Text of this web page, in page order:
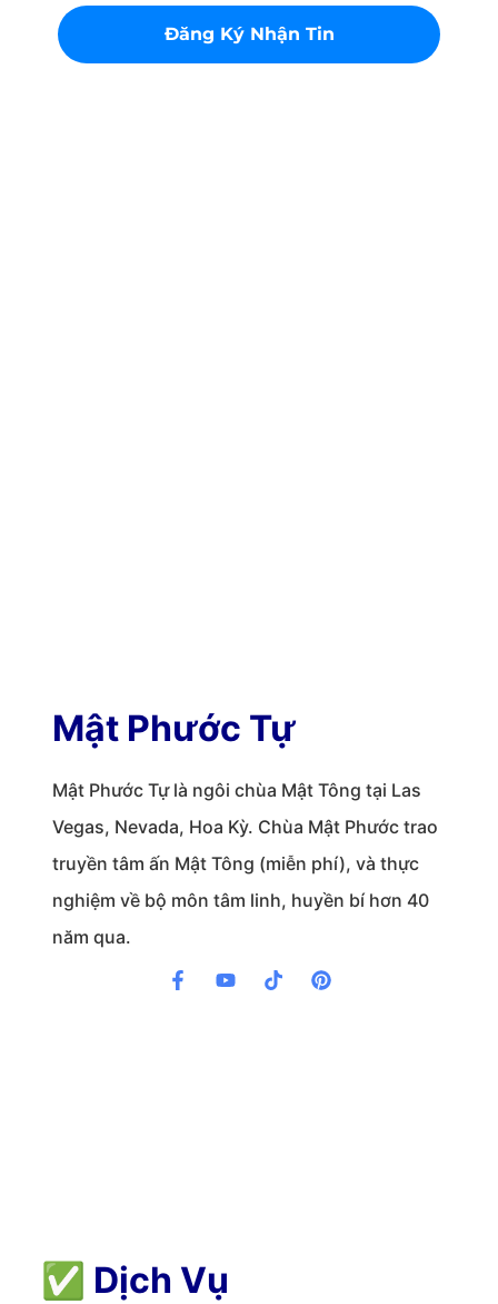
Mật Phước Tự
Mật Phước Tự là ngôi chùa Mật Tông tại Las
Vegas, Nevada, Hoa Kỳ. Chùa Mật Phước trao
truyền tâm ấn Mật Tông (miễn phí), và thực
nghiệm về bộ môn tâm linh, huyền bí hơn 40
năm qua.
✅ Dịch Vụ